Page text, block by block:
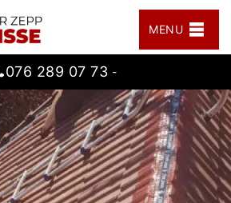
MENU
076 289 07 73 -